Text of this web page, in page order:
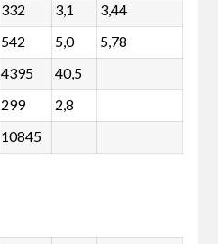
332 3,1 3,44
542 5,0 5,78
4395 40,5
299 2,8
10845